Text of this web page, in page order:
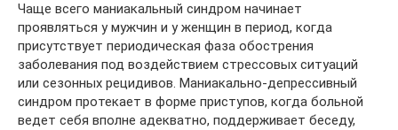
Чаще всего маниакальный синдром начинает
проявляться у мужчин и у женщин в период, когда
присутствует периодическая фаза обострения
заболевания под воздействием стрессовых ситуаций
или сезонных рецидивов. Маниакально-депрессивный
синдром протекает в форме приступов, когда больной
ведет себя вполне адекватно, поддерживает беседу,